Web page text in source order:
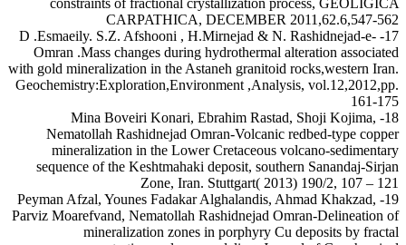
CARPATHICA, DECEMBER 2011,62.6,547-562
17- D .Esmaeily. S.Z. Afshooni , H.Mirnejad & N. Rashidnejad-e-
Omran .Mass changes during hydrothermal alteration associated
with gold mineralization in the Astaneh granitoid rocks,western Iran.
Geochemistry:Exploration,Environment ,Analysis, vol.12,2012,pp.
161-175
18- Mina Boveiri Konari, Ebrahim Rastad, Shoji Kojima,
Nematollah Rashidnejad Omran-Volcanic redbed-type copper
mineralization in the Lower Cretaceous volcano-sedimentary
sequence of the Keshtmahaki deposit, southern Sanandaj-Sirjan
Zone, Iran. Stuttgart( 2013) 190/2, 107 – 121
19- Peyman Afzal, Younes Fadakar Alghalandis, Ahmad Khakzad,
Parviz Moarefvand, Nematollah Rashidnejad Omran-Delineation of
mineralization zones in porphyry Cu deposits by fractal